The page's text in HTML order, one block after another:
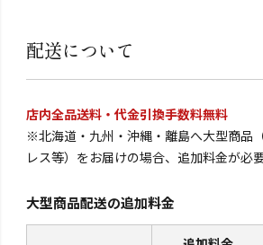
配送について
店内全品送料・代金引換手数料無料
※北海道・九州・沖縄・離島へ大型商品
レス等）をお届けの場合、追加料金が必
大型商品配送の追加料金